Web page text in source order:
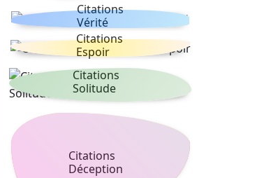
Citations
Vérité
Citations
Espoir
Citations
Solitude
Citations
Déception